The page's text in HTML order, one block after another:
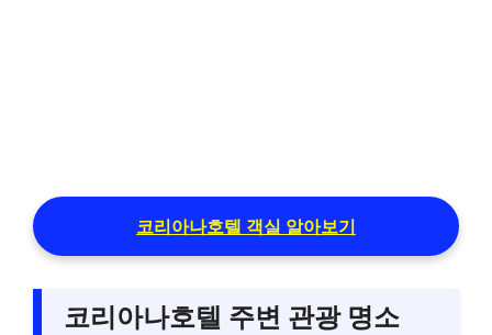
코리아나호텔 객실 알아보기
코리아나호텔 주변 관광 명소